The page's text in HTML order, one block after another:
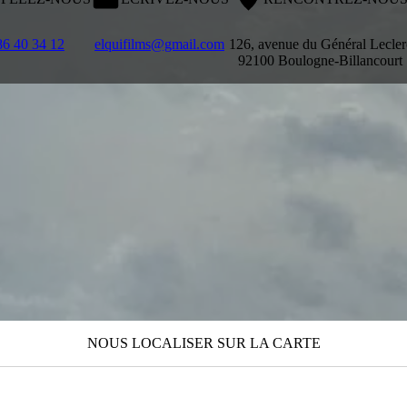
40 34 12 elquifilms@gmail.com 126, avenue du Général
92100 Boulogne-Billancourt
NOUS LOCALISER SUR LA CARTE